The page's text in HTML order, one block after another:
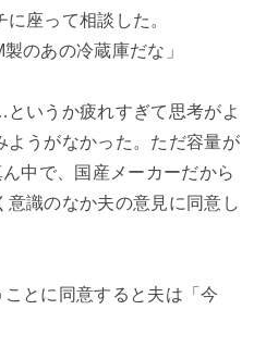
座って相談した。
のあの冷蔵庫だな」
いうか疲れすぎて思考がよ
ようがなかった。ただ容量が
中で、国産メーカーだから
意識のなか夫の意見に同意し
とに同意すると夫は「今